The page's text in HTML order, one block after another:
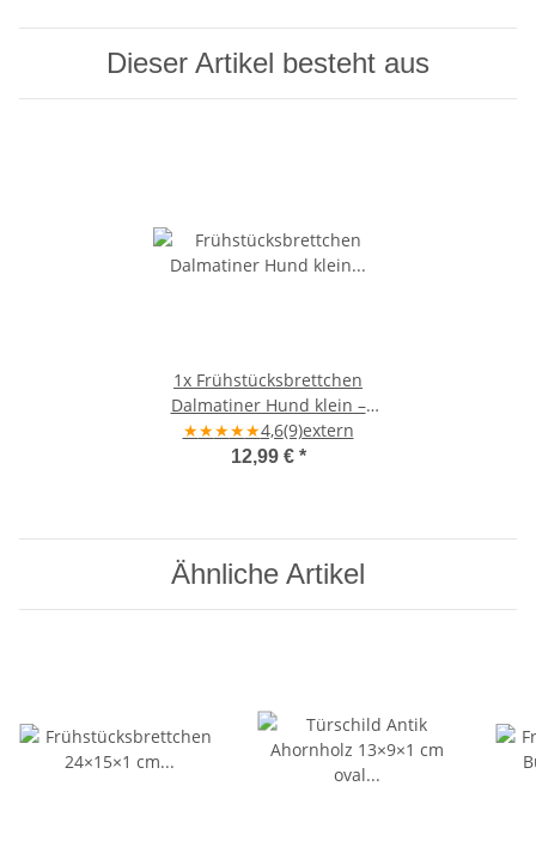
Dieser Artikel besteht aus
1x Frühstücksbrettchen
Dalmatiner Hund klein –
Ahornholz
★★★★★4,6(9)extern
12,99 € *
Ähnliche Artikel